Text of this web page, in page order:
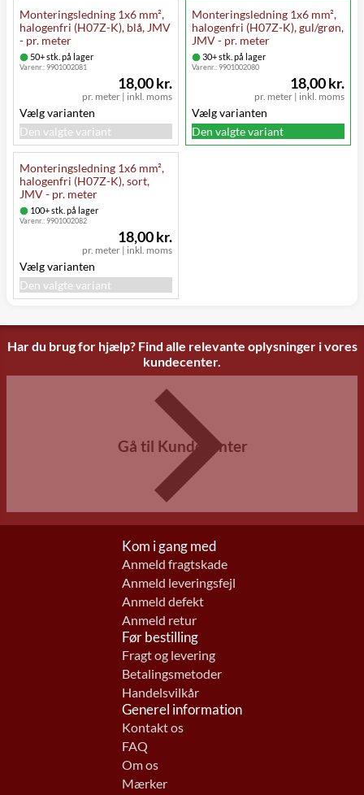
Monteringsledning 1x6 mm²,
halogenfri (H07Z-K), blå, JMV
- pr. meter
50+ stk. på lager
Varenr.:9901002081
pr. meter | inkl. moms
18,00 kr.
Vælg varianten
Den valgte variant
Monteringsledning 1x6 mm²,
halogenfri (H07Z-K), gul/grøn,
JMV - pr. meter
30+ stk. på lager
Varenr.:9901002080
pr. meter | inkl. moms
18,00 kr.
Vælg varianten
Den valgte variant
Monteringsledning 1x6 mm²,
halogenfri (H07Z-K), sort,
JMV - pr. meter
100+ stk. på lager
Varenr.:9901002082
pr. meter | inkl. moms
18,00 kr.
Vælg varianten
Den valgte variant
Har du brug for hjælp? Find alle relevante oplysninger i vores
kundecenter.
Gå til Kundecenter
Kom i gang med
Anmeld fragtskade
Anmeld leveringsfejl
Anmeld defekt
Anmeld retur
Før bestilling
Fragt og levering
Betalingsmetoder
Handelsvilkår
Generel information
Kontakt os
FAQ
Om os
Mærker